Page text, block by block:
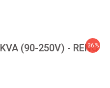
(90-250V) - RENO
36%